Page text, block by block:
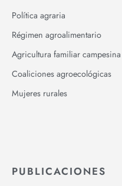
Política agraria
Régimen agroalimentario
Agricultura familiar campesina
Coaliciones agroecológicas
Mujeres rurales
PUBLICACIONES